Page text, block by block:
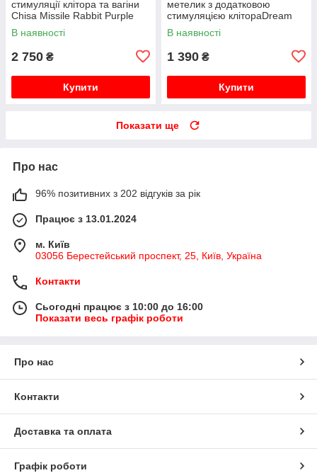
стимуляції клітора та вагіни
Chisa Missile Rabbit Purple
В наявності
2 750 ₴
Купити
метелик з додатковою
стимуляцією клітораDream
Toys FLIRTS BUTTERFLY
VIBRATOR PURPLE
В наявності
1 390 ₴
Купити
Показати ще
Про нас
96% позитивних з 202 відгуків за рік
Працює з 13.01.2024
м. Київ
03056 Берестейський проспект, 25, Київ, Україна
Контакти
Сьогодні працює з 10:00 до 16:00
Показати весь графік роботи
Про нас
Контакти
Доставка та оплата
Графік роботи